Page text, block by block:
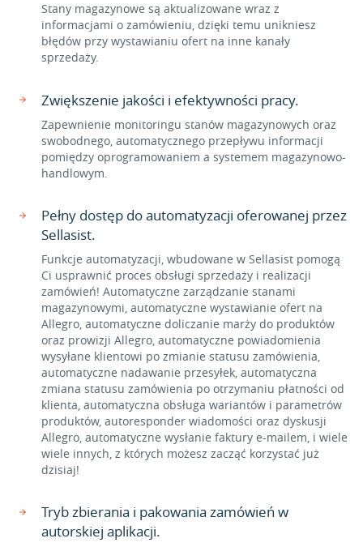
Stany magazynowe są aktualizowane wraz z
informacjami o zamówieniu, dzięki temu unikniesz
błędów przy wystawianiu ofert na inne kanały
sprzedaży.
Zwiększenie jakości i efektywności pracy.
Zapewnienie monitoringu stanów magazynowych oraz
swobodnego, automatycznego przepływu informacji
pomiędzy oprogramowaniem a systemem magazynowo-
handlowym.
Pełny dostęp do automatyzacji oferowanej przez
Sellasist.
Funkcje automatyzacji, wbudowane w Sellasist pomogą
Ci usprawnić proces obsługi sprzedaży i realizacji
zamówień! Automatyczne zarządzanie stanami
magazynowymi, automatyczne wystawianie ofert na
Allegro, automatyczne doliczanie marży do produktów
oraz prowizji Allegro, automatyczne powiadomienia
wysyłane klientowi po zmianie statusu zamówienia,
automatyczne nadawanie przesyłek, automatyczna
zmiana statusu zamówienia po otrzymaniu płatności od
klienta, automatyczna obsługa wariantów i parametrów
produktów, autoresponder wiadomości oraz dyskusji
Allegro, automatyczne wysłanie faktury e-mailem, i wiele
wiele innych, z których możesz zacząć korzystać już
dzisiaj!
Tryb zbierania i pakowania zamówień w
autorskiej aplikacji.